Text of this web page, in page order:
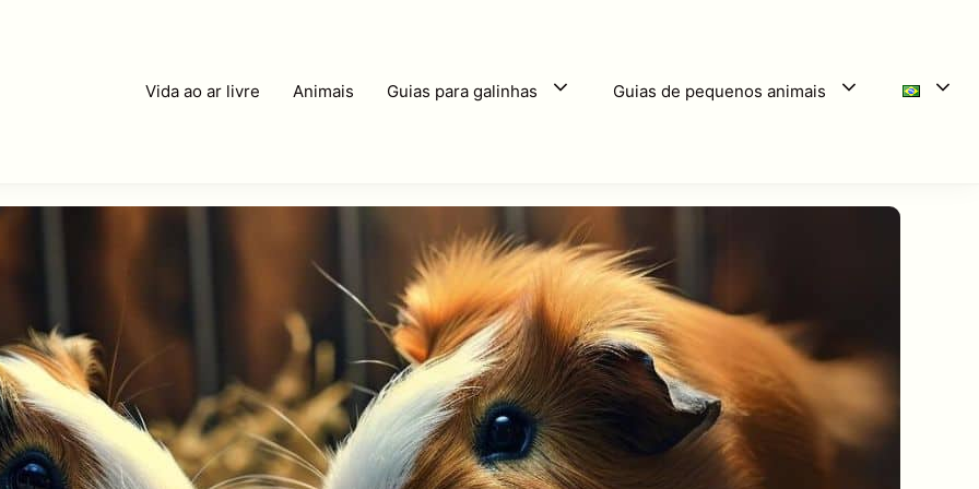
Vida ao ar livre Animais Guias para galinhas Guias de pequenos animais